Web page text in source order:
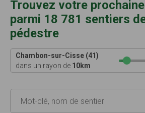
principal
Trouvez votre
parmi 18 781 sentiers
pédestre
Chambon-sur-Cisse (41)
dans un rayon de 10km